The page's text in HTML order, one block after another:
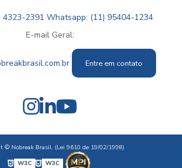
4323-2391 Whatsapp: (11) 95404-1234
E-mail Geral:
Entre em contato
© Nobreak Brasil. (Lei 9610 de 19/02/1998)
W3C
W3C